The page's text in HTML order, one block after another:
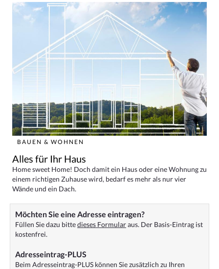
BAUEN & WOHNEN
Alles für Ihr Haus
Home sweet Home! Doch damit ein Haus oder eine Wohnung zu
einem richtigen Zuhause wird, bedarf es mehr als nur vier
Wände und ein Dach.
Möchten Sie eine Adresse eintragen?
Füllen Sie dazu bittedieses Formularaus. Der Basis-Eintrag ist
kostenfrei.
Adresseintrag-PLUS
Beim Adresseintrag-PLUS können Sie zusätzlich zu Ihren